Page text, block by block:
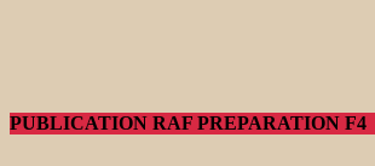
PUBLICATION RAF PREPARATION F4